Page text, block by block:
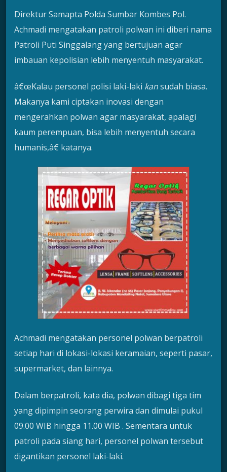
Direktur Samapta Polda Sumbar Kombes Pol.
Achmadi mengatakan patroli polwan ini diberi nama
Patroli Puti Singgalang yang bertujuan agar
imbauan kepolisian lebih menyentuh masyarakat.
â€œKalau personel polisi laki-laki kansudah biasa.
Makanya kami ciptakan inovasi dengan
mengerahkan polwan agar masyarakat, apalagi
kaum perempuan, bisa lebih menyentuh secara
humanis,â€ katanya.
Achmadi mengatakan personel polwan berpatroli
setiap hari di lokasi-lokasi keramaian, seperti pasar,
supermarket, dan lainnya.
Dalam berpatroli, kata dia, polwan dibagi tiga tim
yang dipimpin seorang perwira dan dimulai pukul
09.00 WIB hingga 11.00 WIB . Sementara untuk
patroli pada siang hari, personel polwan tersebut
digantikan personel laki-laki.